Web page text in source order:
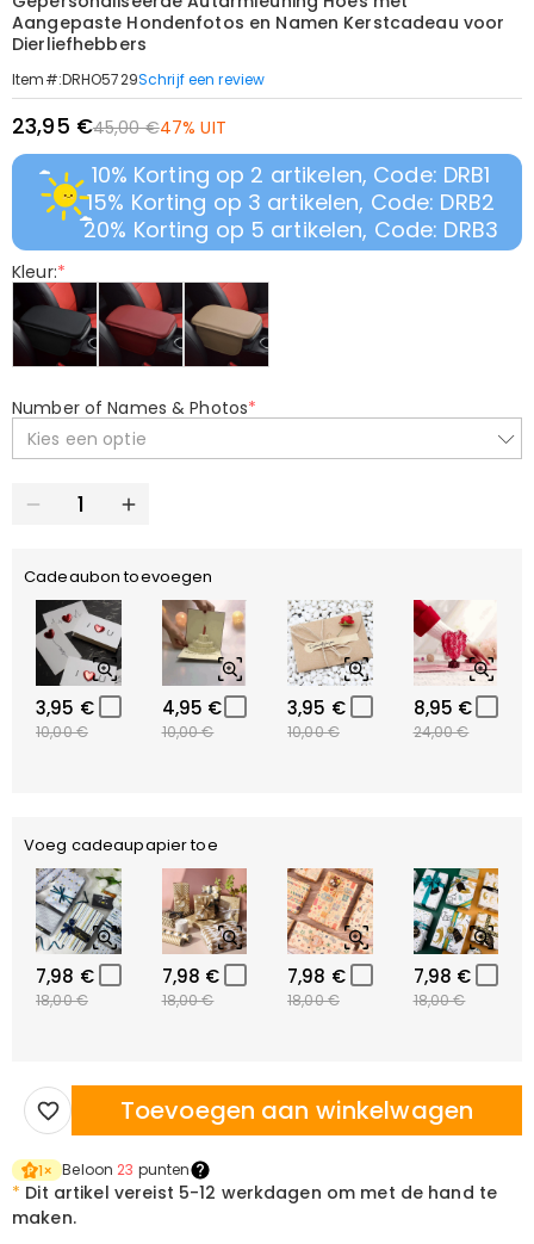
Aangepaste Hondenfotos en Namen Kerstcadeau voor
Dierliefhebbers
Item#:DRHO5729Schrijf een review
23,95 €45,00 €47% UIT
10% Korting op 2 artikelen, Code: DRB1
15% Korting op 3 artikelen, Code: DRB2
20% Korting op 5 artikelen, Code: DRB3
Kleur:*
Number of Names & Photos*
Kies een optie
Cadeaubon toevoegen
3,95 €
10,00 €
4,95 €
10,00 €
3,95 €
10,00 €
8,95 €
24,00 €
Voeg cadeaupapier toe
7,98 €
18,00 €
7,98 €
18,00 €
7,98 €
18,00 €
7,98 €
18,00 €
Toevoegen aan winkelwagen
1× Beloon 23 punten
* Dit artikel vereist 5-12 werkdagen om met de hand te
maken.